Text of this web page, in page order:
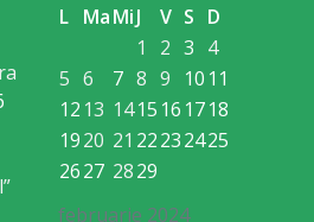
februarie 2024
L MaMiJ V S D
1
2 3 4
5 6 7 8 9 10 11
12 13 1415 16 1718
1920 21 22232425
2627 2829